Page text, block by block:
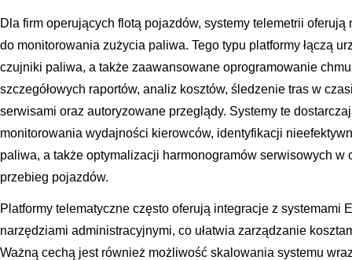
Dla firm operujących flotą pojazdów, systemy telemetrii
do monitorowania zużycia paliwa. Tego typu platformy łączą
czujniki paliwa, a także zaawansowane oprogramowanie
szczegółowych raportów, analiz kosztów, śledzenie tras w
serwisami oraz autoryzowane przeglądy. Systemy te
monitorowania wydajności kierowców, identyfikacji
paliwa, a także optymalizacji harmonogramów serwisowych w
przebieg pojazdów.
Platformy telematyczne często oferują integracje z systemami
narzędziami administracyjnymi, co ułatwia zarządzanie
Ważną cechą jest również możliwość skalowania systemu